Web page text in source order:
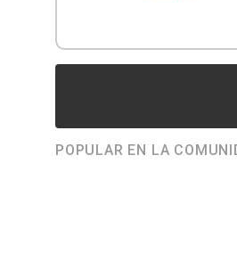
POPULAR EN LA